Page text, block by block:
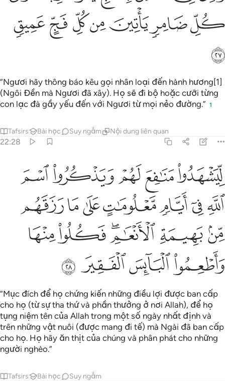
ﱾﱿﲀﲁﲂﲃﲄ
ﲅ
“Ngươi hãy thông báo kêu gọi nhân loại đến hành hương[1]
(Ngôi Đền mà Ngươi đã xây). Họ sẽ đi bộ hoặc cưỡi từng
con lạc đà gầy yếu đến với Ngươi từ mọi nẻo đường.” 1
Tafsirs Bài học Suy ngẫm Nội dung liên quan
22:28
ليشهدوا منافع لهم ويذكروا اسم الله في ايام معلومات على ما رزقهم من
لِّيَشْهَدُوا۟ مَنَـٰفِعَ لَهُمْ وَيَذْكُرُوا۟ ٱسْمَ ٱللَّهِ فِىٓ أَيَّامٍۢ
ﲆﲇﲈﲉﲊ
ﲋﲌﲍﲎﲏﲐﲑ
ﲒﲓﲔﲕﲖﲗ
ﲘﲙﲚﲛ
“Mục đích để họ chứng kiến những điều lợi được ban cấp
cho họ (từ sự tha thứ và phần thưởng ở nơi Allah), để họ
tụng niệm tên của Allah trong một số ngày nhất định và
trên những vật nuôi (được mang đi tế) mà Ngài đã ban cấp
cho họ. Họ hãy ăn thịt của chúng và phân phát cho những
người nghèo.”
Tafsirs Bài học Suy ngẫm